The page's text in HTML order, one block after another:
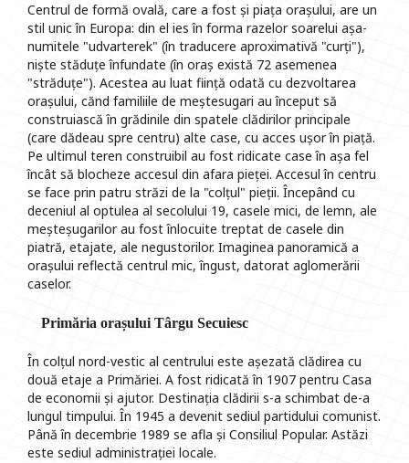
Centrul de formă ovală, care a fost și piața orașului, are un
stil unic în Europa: din el ies în forma razelor soarelui așa-
numitele "udvarterek" (în traducere aproximativă "curți"),
niște stăduțe înfundate (în oraș există 72 asemenea
"străduțe"). Acestea au luat ființă odată cu dezvoltarea
orașului, cănd familiile de meștesugari au început să
construiască în grădinile din spatele clădirilor principale
(care dădeau spre centru) alte case, cu acces ușor în piață.
Pe ultimul teren construibil au fost ridicate case în așa fel
încât să blocheze accesul din afara pieței. Accesul în centru
se face prin patru străzi de la "colțul" pieții. Începând cu
deceniul al optulea al secolului 19, casele mici, de lemn, ale
meșteșugarilor au fost înlocuite treptat de casele din
piatră, etajate, ale negustorilor. Imaginea panoramică a
orașului reflectă centrul mic, îngust, datorat aglomerării
caselor.
Primăria orașului Târgu Secuiesc
În colțul nord-vestic al centrului este așezată clădirea cu
două etaje a Primăriei. A fost ridicată în 1907 pentru Casa
de economii și ajutor. Destinația clădirii s-a schimbat de-a
lungul timpului. În 1945 a devenit sediul partidului comunist.
Până în decembrie 1989 se afla și Consiliul Popular. Astăzi
este sediul administrației locale.